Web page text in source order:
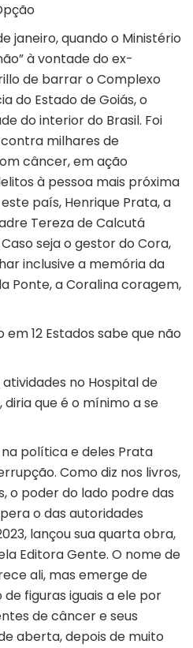
janeiro, quando o Ministério
à vontade do ex-
de barrar o Complexo
do Estado de Goiás, o
do interior do Brasil. Foi
milhares de
câncer, em ação
à pessoa mais próxima
país, Henrique Prata, a
Tereza de Calcutá
seja o gestor do Cora,
inclusive a memória da
Ponte, a Coralina coragem,
12 Estados sabe que não
no Hospital de
que é o mínimo a se
política e deles Prata
Como diz nos livros,
o poder do lado podre das
o das autoridades
lançou sua quarta obra,
Editora Gente. O nome de
ali, mas emerge de
figuras iguais a ele por
de câncer e seus
aberta, depois de muito